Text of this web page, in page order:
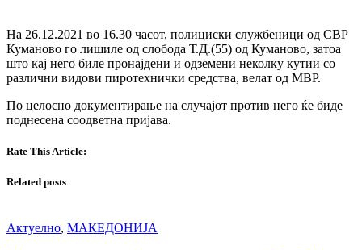
На 26.12.2021 во 16.30 часот, полициски службеници од СВР
Куманово го лишиле од слобода Т.Д.(55) од Куманово, затоа
што кај него биле пронајдени и одземени неколку кутии со
различни видови пиротехнички средства, велат од МВР.
По целосно документирање на случајот против него ќе биде
поднесена соодветна пријава.
Rate This Article:
Related posts
Актуелно, МАКЕДОНИЈА